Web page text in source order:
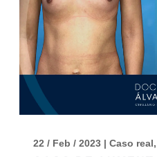
22 / Feb / 2023| Caso real,